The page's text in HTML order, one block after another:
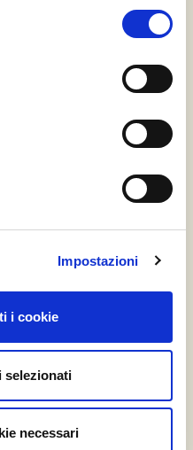
Impostazioni
i cookie
selezionati
necessari
in scaglie
Sardegna
9 Barattoli
63,90 €